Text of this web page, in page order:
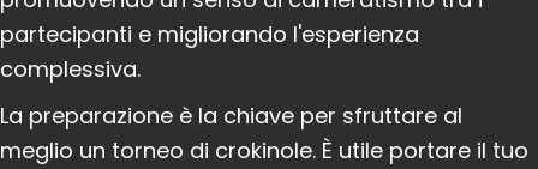
partecipanti e migliorando l'esperienza
complessiva.
La preparazione è la chiave per sfruttare al
meglio un torneo di crokinole. È utile portare il tuo